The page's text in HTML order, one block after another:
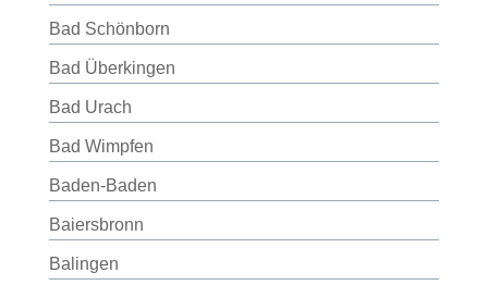
Bad Schönborn
Bad Überkingen
Bad Urach
Bad Wimpfen
Baden-Baden
Baiersbronn
Balingen